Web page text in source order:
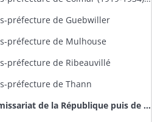
préfecture de Guebwiller
préfecture de Mulhouse
préfecture de Ribeauvillé
préfecture de Thann
la République puis de la Préfecture (1918-1940)